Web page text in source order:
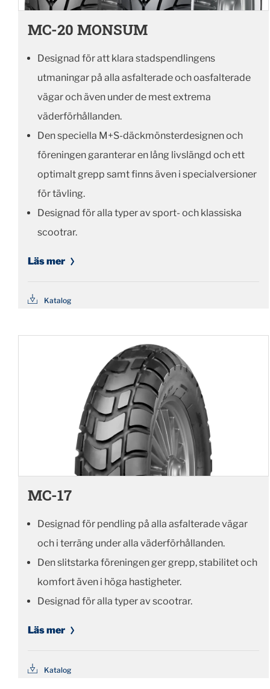
MC-20 MONSUM
Designad för att klara stadspendlingens
utmaningar på alla asfalterade och oasfalterade
vägar och även under de mest extrema
väderförhållanden.
Den speciella M+S-däckmönsterdesignen och
föreningen garanterar en lång livslängd och ett
optimalt grepp samt finns även i specialversioner
för tävling.
Designad för alla typer av sport- och klassiska
scootrar.
Läs mer
Katalog
MC-17
Designad för pendling på alla asfalterade vägar
och i terräng under alla väderförhållanden.
Den slitstarka föreningen ger grepp, stabilitet och
komfort även i höga hastigheter.
Designad för alla typer av scootrar.
Läs mer
Katalog